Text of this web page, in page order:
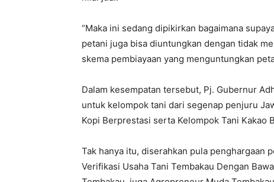
“Maka ini sedang dipikirkan bagaimana
petani juga bisa diuntungkan dengan tidak
skema pembiayaan yang menguntungkan
Dalam kesempatan tersebut, Pj. Gubernur
untuk kelompok tani dari segenap penjuru
Kopi Berprestasi serta Kelompok Tani Kakao
Tak hanya itu, diserahkan pula penghargaan
Verifikasi Usaha Tani Tembakau Dengan